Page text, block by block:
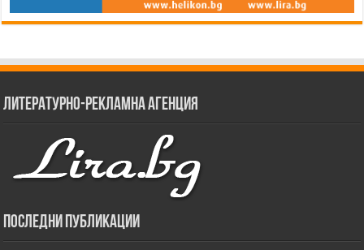
Литературно-рекламна агенция
Последни публикации